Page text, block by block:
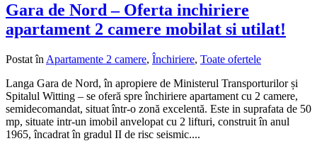
Gara de Nord – Oferta inchiriere
apartament 2 camere mobilat si utilat!
Postat în Apartamente 2 camere, Închiriere, Toate ofertele
Langa Gara de Nord, în apropiere de Ministerul Transporturilor și
Spitalul Witting – se oferă spre închiriere apartament cu 2 camere,
semidecomandat, situat într-o zonă excelentă. Este in suprafata de 50
mp, situate intr-un imobil anvelopat cu 2 lifturi, construit în anul
1965, încadrat în gradul II de risc seismic....